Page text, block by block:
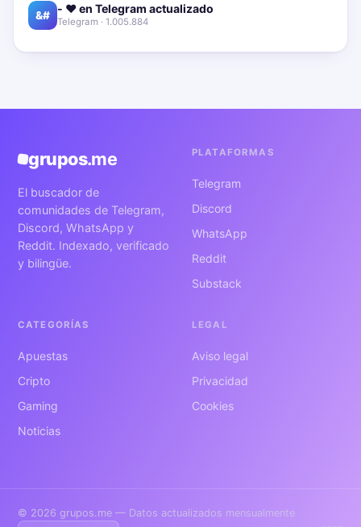
&# - ❤️ en Telegram actualizado📱🔥
Telegram · 1.005.884
grupos.me
El buscador de
comunidades de Telegram,
Discord, WhatsApp y
Reddit. Indexado, verificado
y bilingüe.
PLATAFORMAS
Telegram
Discord
WhatsApp
Reddit
Substack
CATEGORÍAS
Apuestas
Cripto
Gaming
Noticias
LEGAL
Aviso legal
Privacidad
Cookies
© 2026 grupos.me — Datos actualizados mensualmente